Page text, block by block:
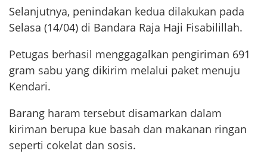
Selanjutnya, penindakan kedua dilakukan pada
Selasa (14/04) di Bandara Raja Haji Fisabilillah.
Petugas berhasil menggagalkan pengiriman 691
gram sabu yang dikirim melalui paket menuju
Kendari.
Barang haram tersebut disamarkan dalam
kiriman berupa kue basah dan makanan ringan
seperti cokelat dan sosis.